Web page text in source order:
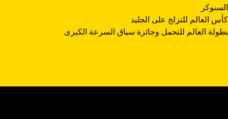
السنوكر
كأس العالم للتزلج على الجليد
بطولة العالم للتحمل وجائزة سباق السرعة الكبرى